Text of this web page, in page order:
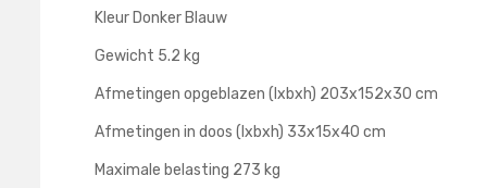
Kleur Donker Blauw
Gewicht 5.2 kg
Afmetingen opgeblazen (lxbxh) 203x152x30 cm
Afmetingen in doos (lxbxh) 33x15x40 cm
Maximale belasting 273 kg